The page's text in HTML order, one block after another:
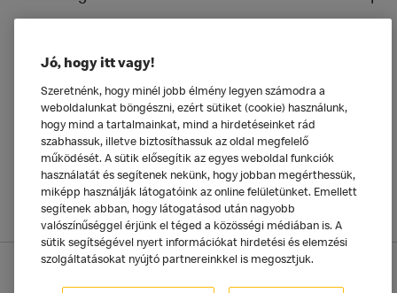
Általános
Adatkezelési tájékoztató
Jó, hogy itt vagy!
Szeretnénk, hogy minél jobb élmény legyen számodra a
weboldalunkat böngészni, ezért sütiket (cookie) használunk,
hogy mind a tartalmainkat, mind a hirdetéseinket rád
szabhassuk, illetve biztosíthassuk az oldal megfelelő
működését. A sütik elősegítik az egyes weboldal funkciók
használatát és segítenek nekünk, hogy jobban megérthessük,
miképp használják látogatóink az online felületünket. Emellett
segítenek abban, hogy látogatásod után nagyobb
valószínűséggel érjünk el téged a közösségi médiában is. A
sütik segítségével nyert információkat hirdetési és elemzési
szolgáltatásokat nyújtó partnereinkkel is megosztjuk.